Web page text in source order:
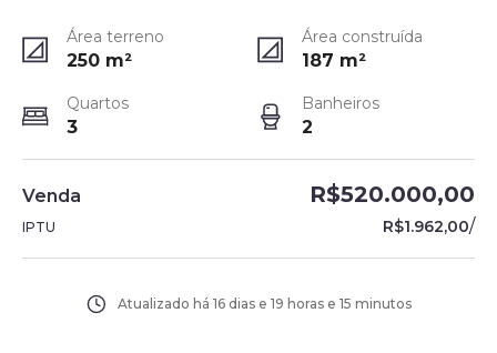
Área terreno
250 m²
Área construída
187 m²
Quartos
3
Banheiros
2
Venda R$520.000,00
IPTU R$1.962,00/
Atualizado há 16 dias e 19 horas e 15 minutos